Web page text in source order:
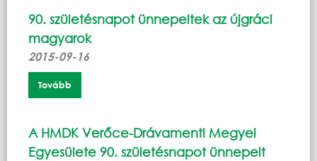
90. születésnapot ünnepeltek az újgráci
magyarok
2015-09-16
Tovább
A HMDK Verőce-Drávamenti Megyei
Egyesülete 90. születésnapot ünnepelt